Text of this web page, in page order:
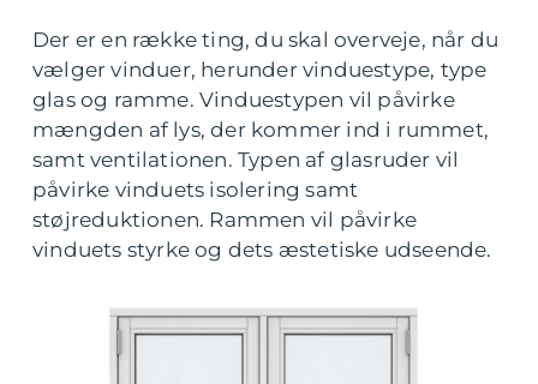
Der er en række ting, du skal overveje, når du
vælger vinduer, herunder vinduestype, type
glas og ramme. Vinduestypen vil påvirke
mængden af lys, der kommer ind i rummet,
samt ventilationen. Typen af glasruder vil
påvirke vinduets isolering samt
støjreduktionen. Rammen vil påvirke
vinduets styrke og dets æstetiske udseende.